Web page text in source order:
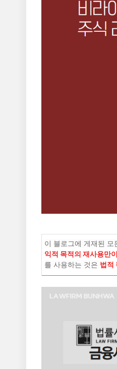
이 블로그에 게재된
익적 목적의 재사용만
를 사용하는 것은 법적